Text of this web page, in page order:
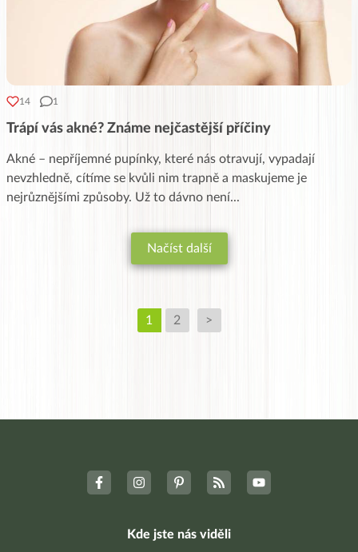
14 1
Trápí vás akné? Známe nejčastější příčiny
Akné – nepříjemné pupínky, které nás otravují, vypadají
nevzhledně, cítíme se kvůli nim trapně a maskujeme je
nejrůznějšími způsoby. Už to dávno není...
Načíst další
1 2 >
Kde jste nás viděli